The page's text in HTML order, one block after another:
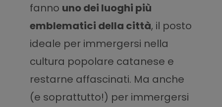
fanno uno dei luoghi più
emblematici della città, il posto
ideale per immergersi nella
cultura popolare catanese e
restarne affascinati. Ma anche
(e soprattutto!) per immergersi